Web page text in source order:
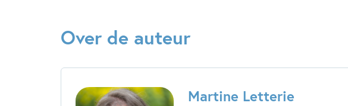
Over de auteur
Martine Letterie